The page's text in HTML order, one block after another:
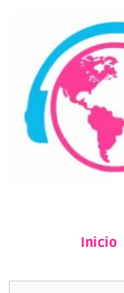
Inicio